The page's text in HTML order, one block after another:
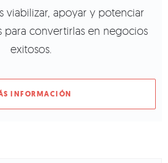
viabilizar, apoyar y potenciar
para convertirlas en negocios
exitosos.
INFORMACIÓN